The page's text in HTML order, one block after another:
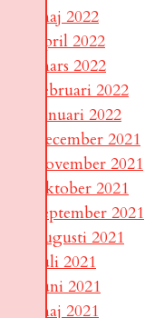
maj 2022
april 2022
mars 2022
februari 2022
januari 2022
december 2021
november 2021
oktober 2021
september 2021
augusti 2021
juli 2021
juni 2021
maj 2021